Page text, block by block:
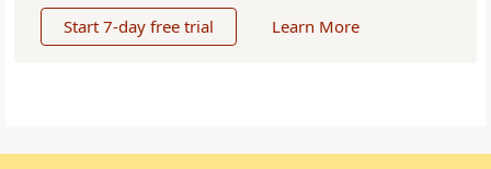
Start 7-day free trial Learn More